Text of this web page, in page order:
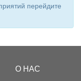
перейдите
О НАС